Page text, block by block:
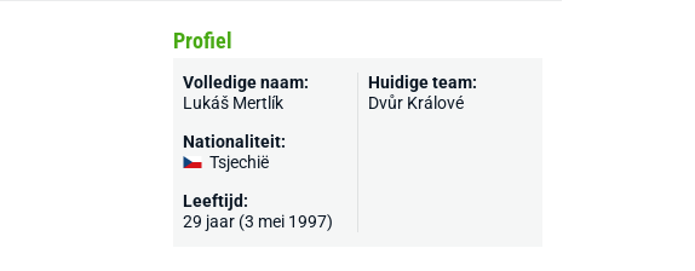
Profiel
Volledige naam:
Lukáš Mertlík
Nationaliteit:
Tsjechië
Leeftijd:
29 jaar (3 mei 1997)
Huidige team:
Dvůr Králové